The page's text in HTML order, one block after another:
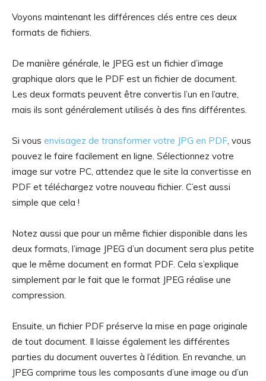
Voyons maintenant les différences clés entre ces deux
formats de fichiers.
De manière générale, le JPEG est un fichier d’image
graphique alors que le PDF est un fichier de document.
Les deux formats peuvent être convertis l’un en l’autre,
mais ils sont généralement utilisés à des fins différentes.
Si vous envisagez de transformer votre JPG en PDF , vous
pouvez le faire facilement en ligne. Sélectionnez votre
image sur votre PC, attendez que le site la convertisse en
PDF et téléchargez votre nouveau fichier. C’est aussi
simple que cela !
Notez aussi que pour un même fichier disponible dans les
deux formats, l’image JPEG d’un document sera plus petite
que le même document en format PDF. Cela s’explique
simplement par le fait que le format JPEG réalise une
compression.
Ensuite, un fichier PDF préserve la mise en page originale
de tout document. Il laisse également les différentes
parties du document ouvertes à l’édition. En revanche, un
JPEG comprime tous les composants d’une image ou d’un